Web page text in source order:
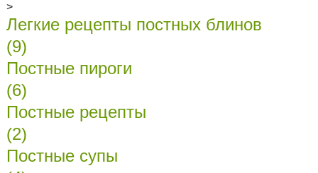
>
Легкие рецепты постных блинов
(9)
Постные пироги
(6)
Постные рецепты
(2)
Постные супы